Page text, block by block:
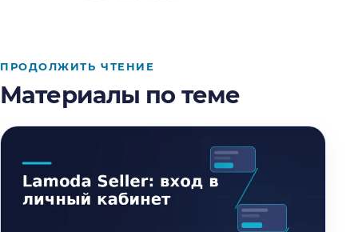
ПРОДОЛЖИТЬ ЧТЕНИЕ
Материалы по теме